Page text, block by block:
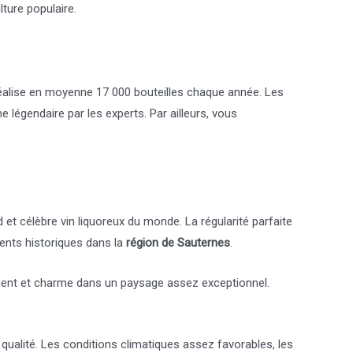
populaire.
en moyenne 17 000 bouteilles chaque année. Les
par les experts. Par ailleurs, vous
célèbre vin liquoreux du monde. La régularité parfaite
historiques dans la région de Sauternes.
et charme dans un paysage assez exceptionnel.
Les conditions climatiques assez favorables, les